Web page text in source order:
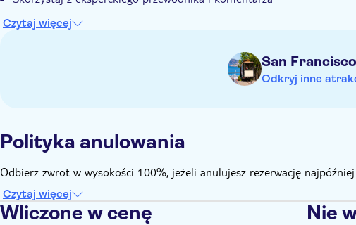
Czytaj więcej
San Francisco
Odkryj inne
Polityka anulowania
Odbierz zwrot w wysokości 100%, jeżeli anulujesz rezerwację
Czytaj więcej
Wliczone w cenę Nie